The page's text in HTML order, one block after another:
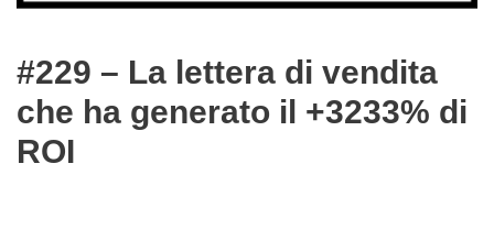
#229 – La lettera di vendita
che ha generato il +3233% di
ROI